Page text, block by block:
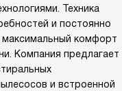
Техника
и постоянно
максимальный комфорт
Компания предлагает
и встроенной